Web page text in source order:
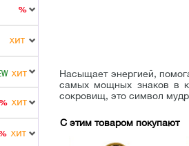
Насыщает энергией,
самых мощных знаков в
сокровищ, это символ
С этим товаром покупают